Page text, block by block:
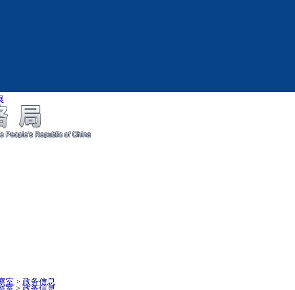
室 > 政务信息
室 > 政务信息